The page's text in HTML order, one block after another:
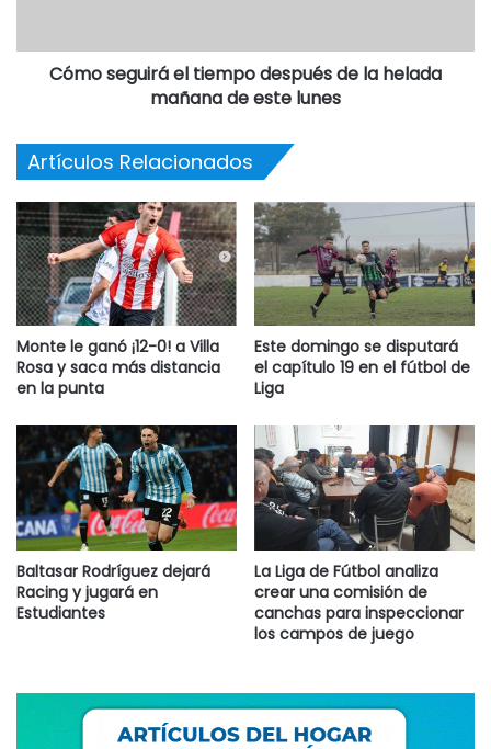
Cómo seguirá el tiempo después de la helada
mañana de este lunes
Artículos Relacionados
Monte le ganó ¡12-0! a Villa
Rosa y saca más distancia
en la punta
Este domingo se disputará
el capítulo 19 en el fútbol de
Liga
Baltasar Rodríguez dejará
Racing y jugará en
Estudiantes
La Liga de Fútbol analiza
crear una comisión de
canchas para inspeccionar
los campos de juego